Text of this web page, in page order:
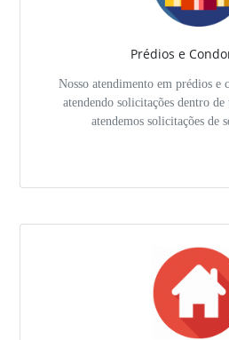
Prédios e
Nosso atendimento em prédios e
atendendo solicitações dentro
atendemos solicitações de